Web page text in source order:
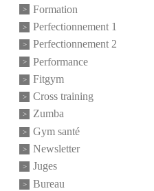
Formation
Perfectionnement 1
Perfectionnement 2
Performance
Fitgym
Cross training
Zumba
Gym santé
Newsletter
Juges
Bureau